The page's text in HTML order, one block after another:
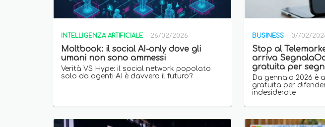
INTELLIGENZA ARTIFICIALE 26/02/2026
Moltbook: il social AI-only dove gli
umani non sono ammessi
Verità VS Hype: il social network popolato
solo da agenti AI è davvero il futuro?
BUSINESS 07/02/
Stop al
arriva
gratuita per
Da gennaio 2026
gratuita per
indesiderate